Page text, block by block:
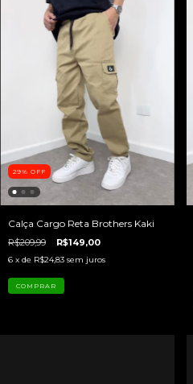
29% OFF
Calça Cargo Reta Brothers Kaki
R$209,99 R$149,00
6 x de R$24,83 sem juros
COMPRAR